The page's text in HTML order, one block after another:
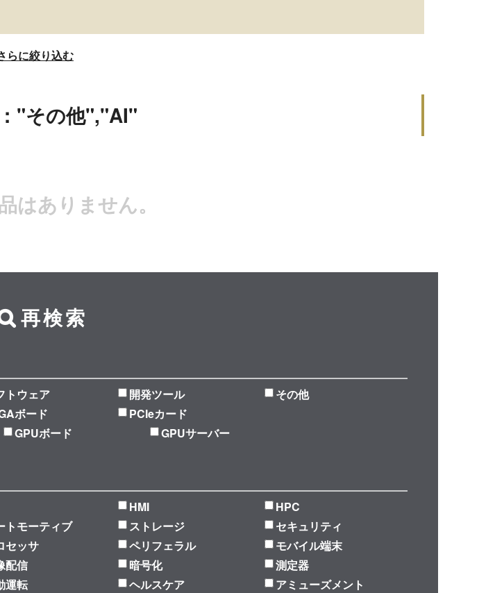
らに絞り込む
"その他","AI"
はありません。
再検索
トウェア 開発ツール
その他
ボード
PCIeカード
GPUボード GPUサーバー
HMI
HPC
トモーティブ ストレージ
セキュリティ
セッサ ペリフェラル
モバイル端末
配信 暗号化
測定器
運転 ヘルスケア
アミューズメント